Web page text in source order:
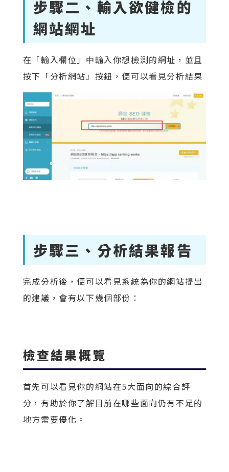
步驟二、輸入欲健檢的
網站網址
在「輸入欄位」中輸入你想檢測的網址，並且
按下「分析網站」按鈕，便可以看見分析結果
步驟三、分析結果報告
完成分析後，便可以看見系統為你的網站提出
的建議，會有以下幾個部份：
檢查結果概覽
首先可以看見你的網站在5大面向的綜合評
分，有助於你了解目前在哪些面向仍有不足的
地方需要優化。